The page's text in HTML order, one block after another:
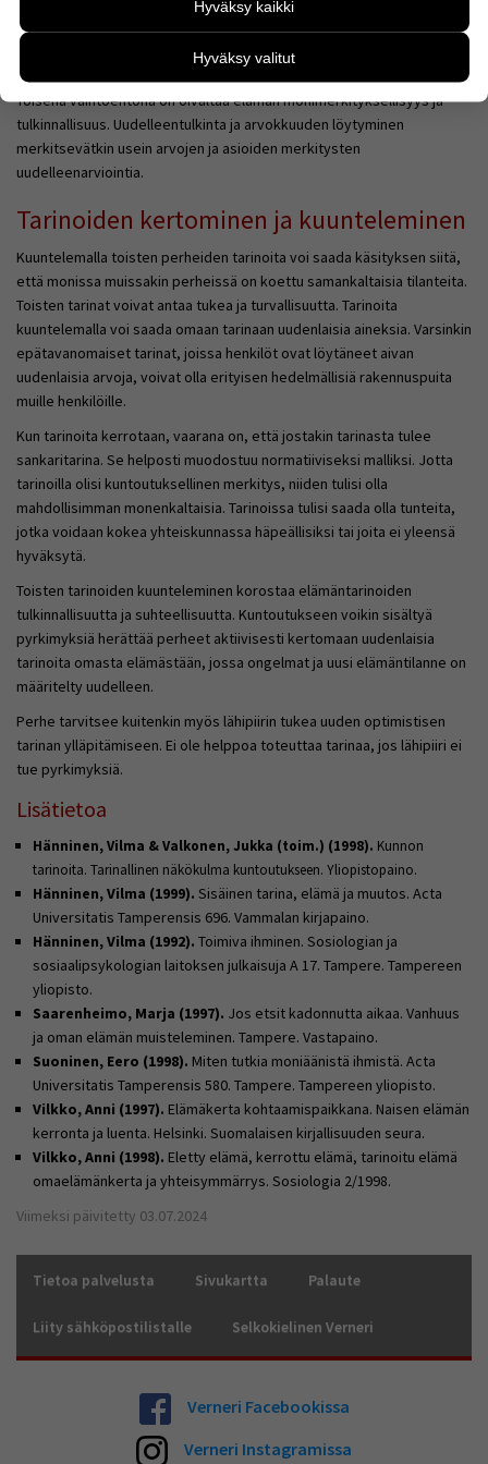
kun vammaisuus liitetään osaksi perheen elämäntarinaa. Silloin perhe
voi nähdä uuden elämäntilanteen arvokkaampana ja tyydyttävämpänä
Toisena vaihtoehtona on oivaltaa elämän monimerkityksellisyys ja
tulkinnallisuus. Uudelleentulkinta ja arvokkuuden löytyminen
merkitsevätkin usein arvojen ja asioiden merkitysten
uudelleenarviointia.
Tarinoiden kertominen ja kuunteleminen
Kuuntelemalla toisten perheiden tarinoita voi saada käsityksen siitä,
että monissa muissakin perheissä on koettu samankaltaisia tilanteita.
Toisten tarinat voivat antaa tukea ja turvallisuutta. Tarinoita
kuuntelemalla voi saada omaan tarinaan uudenlaisia aineksia. Varsinkin
epätavanomaiset tarinat, joissa henkilöt ovat löytäneet aivan
uudenlaisia arvoja, voivat olla erityisen hedelmällisiä rakennuspuita
muille henkilöille.
Kun tarinoita kerrotaan, vaarana on, että jostakin tarinasta tulee
sankaritarina. Se helposti muodostuu normatiiviseksi malliksi. Jotta
tarinoilla olisi kuntoutuksellinen merkitys, niiden tulisi olla
mahdollisimman monenkaltaisia. Tarinoissa tulisi saada olla tunteita,
jotka voidaan kokea yhteiskunnassa häpeällisiksi tai joita ei yleensä
hyväksytä.
Toisten tarinoiden kuunteleminen korostaa elämäntarinoiden
tulkinnallisuutta ja suhteellisuutta. Kuntoutukseen voikin sisältyä
pyrkimyksiä herättää perheet aktiivisesti kertomaan uudenlaisia
tarinoita omasta elämästään, jossa ongelmat ja uusi elämäntilanne on
määritelty uudelleen.
Perhe tarvitsee kuitenkin myös lähipiirin tukea uuden optimistisen
tarinan ylläpitämiseen. Ei ole helppoa toteuttaa tarinaa, jos lähipiiri ei
tue pyrkimyksiä.
Lisätietoa
Hänninen, Vilma & Valkonen, Jukka (toim.) (1998). Kunnon
tarinoita. Tarinallinen näkökulma kuntoutukseen. Yliopistopaino.
Hänninen, Vilma (1999). Sisäinen tarina, elämä ja muutos. Acta
Universitatis Tamperensis 696. Vammalan kirjapaino.
Hänninen, Vilma (1992). Toimiva ihminen. Sosiologian ja
sosiaalipsykologian laitoksen julkaisuja A 17. Tampere. Tampereen
yliopisto.
Saarenheimo, Marja (1997). Jos etsit kadonnutta aikaa. Vanhuus
ja oman elämän muisteleminen. Tampere. Vastapaino.
Suoninen, Eero (1998). Miten tutkia moniäänistä ihmistä. Acta
Universitatis Tamperensis 580. Tampere. Tampereen yliopisto.
Vilkko, Anni (1997). Elämäkerta kohtaamispaikkana. Naisen elämän
kerronta ja luenta. Helsinki. Suomalaisen kirjallisuuden seura.
Vilkko, Anni (1998). Eletty elämä, kerrottu elämä, tarinoitu elämä 
omaelämänkerta ja yhteisymmärrys. Sosiologia 2/1998.
Viimeksi päivitetty 03.07.2024
Tietoa palvelusta Sivukartta Palaute
Liity sähköpostilistalle Selkokielinen Verneri
Verneri Facebookissa
Verneri Instagramissa
kehittää sivustoamme vastaamaan paremmin
käyttäjien tarpeita. Tietoa kerätään esimerkiksi
kävijämääristä ja siitä, mitä sivuja käytetään ja miten
sivuilla liikutaan. Emme kuitenkaan kerää
henkilötietoja kuten nimiä, eikä tietoja voi yhdistää
yksittäiseen käyttäjään.
Voit valita, hyväksytkö näiden evästeiden käytön.
Hyväksy kaikki
Hyväksy valitut